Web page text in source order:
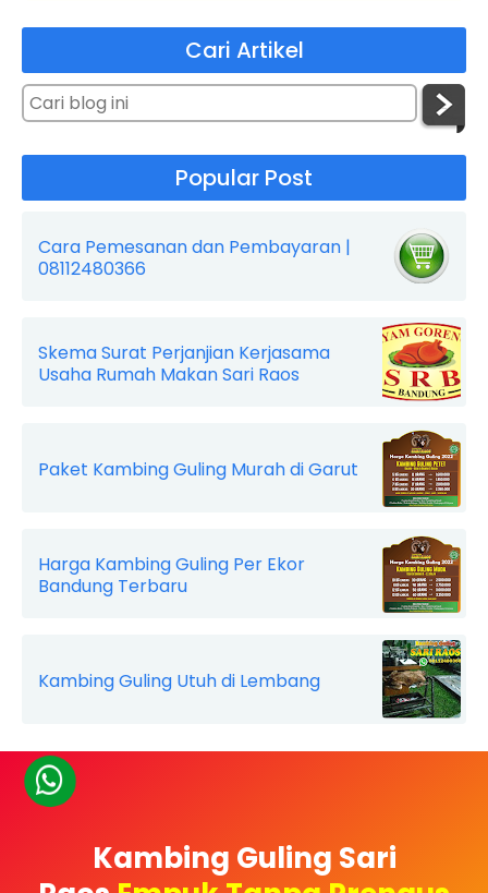
Cari Artikel
Popular Post
Cara Pemesanan dan Pembayaran |
08112480366
Skema Surat Perjanjian Kerjasama
Usaha Rumah Makan Sari Raos
Paket Kambing Guling Murah di Garut
Harga Kambing Guling Per Ekor
Bandung Terbaru
Kambing Guling Utuh di Lembang
Kambing Guling Sari